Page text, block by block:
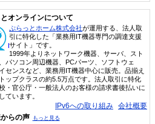
オンラインについて
ぷらっとホーム株式会社が運用する、法人取
引に特化した「業務用IT機器専門の調達支援
サイト」です。
1999年よりネットワーク機器、サーバ、スト
パソコン周辺機器、PCパーツ、ソフトウェ
センスなど、業務用IT機器中心に販売。品揃え
ップクラスの約5.5万点です。法人取引に特化
・官公庁・一般法人のお客様の請求書後払いに
ています。
IPv6への取り組み 会社概要
らの声
もっと見る